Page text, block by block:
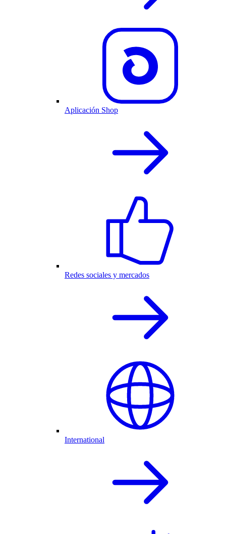
Aplicación Shop
Redes sociales y mercados
International